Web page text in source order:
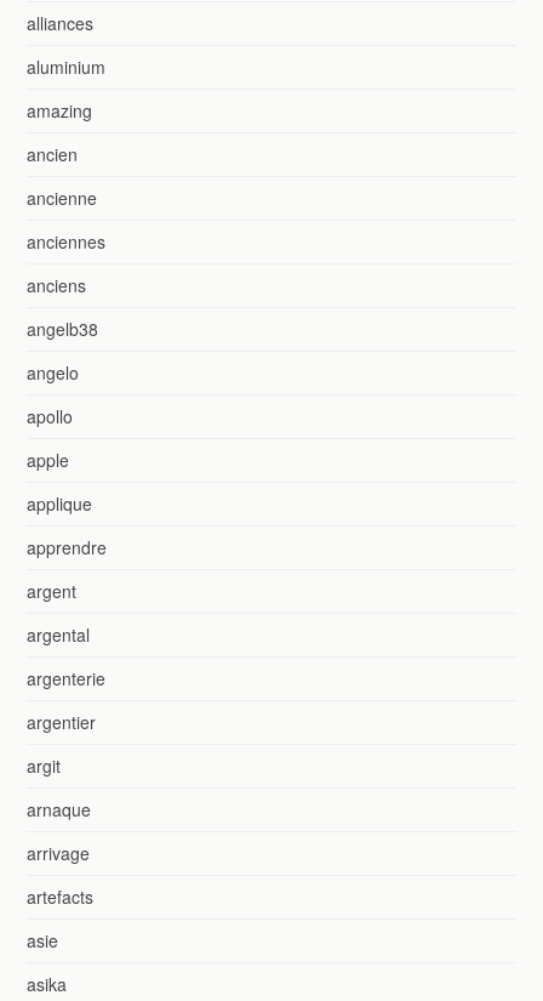
alliances
aluminium
amazing
ancien
ancienne
anciennes
anciens
angelb38
angelo
apollo
apple
applique
apprendre
argent
argental
argenterie
argentier
argit
arnaque
arrivage
artefacts
asie
asika